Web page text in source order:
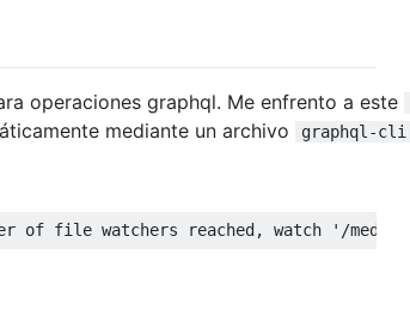
operaciones graphql. Me enfrento a este
mediante un archivo
graphql-cli
of file watchers reached, watch